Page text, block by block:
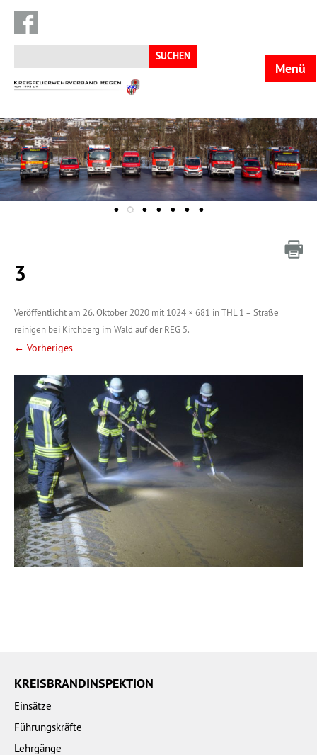
Suchen
nach:
KFV
Menü
3
Veröffentlicht am 26. Oktober 2020 mit 1024 × 681 inTHL 1 – Straße
reinigen bei Kirchberg im Wald auf der REG 5.
← Vorheriges
KREISBRANDINSPEKTION
Einsätze
Führungskräfte
Lehrgänge